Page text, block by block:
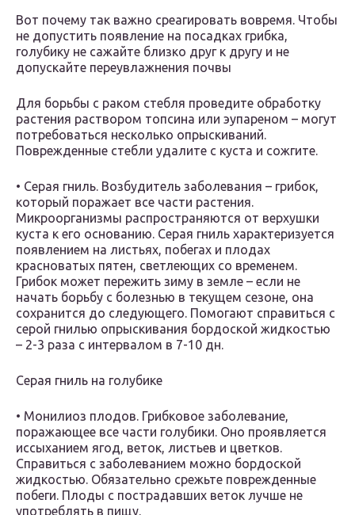
Вот почему так важно среагировать вовремя. Чтобы
не допустить появление на посадках грибка,
голубику не сажайте близко друг к другу и не
допускайте переувлажнения почвы
Для борьбы с раком стебля проведите обработку
растения раствором топсина или эупареном – могут
потребоваться несколько опрыскиваний.
Поврежденные стебли удалите с куста и сожгите.
• Серая гниль. Возбудитель заболевания – грибок,
который поражает все части растения.
Микроорганизмы распространяются от верхушки
куста к его основанию. Серая гниль характеризуется
появлением на листьях, побегах и плодах
красноватых пятен, светлеющих со временем.
Грибок может пережить зиму в земле – если не
начать борьбу с болезнью в текущем сезоне, она
сохранится до следующего. Помогают справиться с
серой гнилью опрыскивания бордоской жидкостью
– 2-3 раза с интервалом в 7-10 дн.
Cерая гниль на голубике
• Монилиоз плодов. Грибковое заболевание,
поражающее все части голубики. Оно проявляется
иссыханием ягод, веток, листьев и цветков.
Справиться с заболеванием можно бордоской
жидкостью. Обязательно срежьте поврежденные
побеги. Плоды с пострадавших веток лучше не
употреблять в пищу.